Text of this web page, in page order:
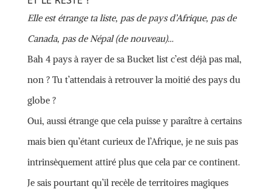
Elle est étrange ta liste, pas de pays d’Afrique, pas de
Canada, pas de Népal (de nouveau)…
Bah 4 pays à rayer de sa Bucket list c’est déjà pas mal,
non ? Tu t’attendais à retrouver la moitié des pays du
globe ?
Oui, aussi étrange que cela puisse y paraître à certains
mais bien qu’étant curieux de l’Afrique, je ne suis pas
intrinsèquement attiré plus que cela par ce continent.
Je sais pourtant qu’il recèle de territoires magiques